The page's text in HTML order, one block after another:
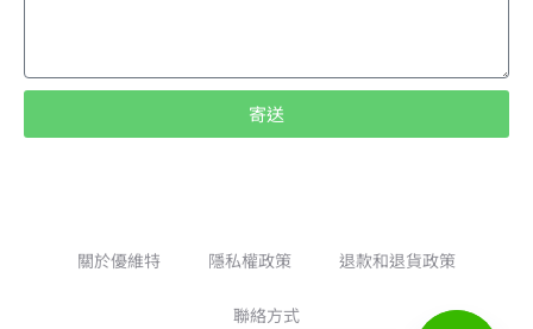
寄送
關於優維特 隱私權政策 退款和退貨政策
聯絡方式